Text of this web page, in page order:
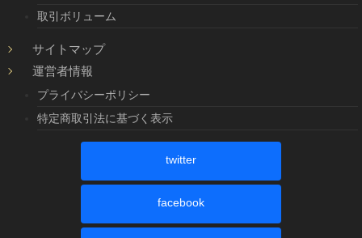
取引ボリューム
サイトマップ
運営者情報
プライバシーポリシー
特定商取引法に基づく表示
twitter
facebook